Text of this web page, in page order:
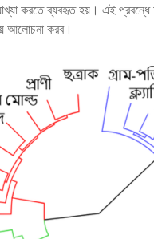
করতে ব্যবহৃত হয়। এই প্রবন্ধে
আলোচনা করব।